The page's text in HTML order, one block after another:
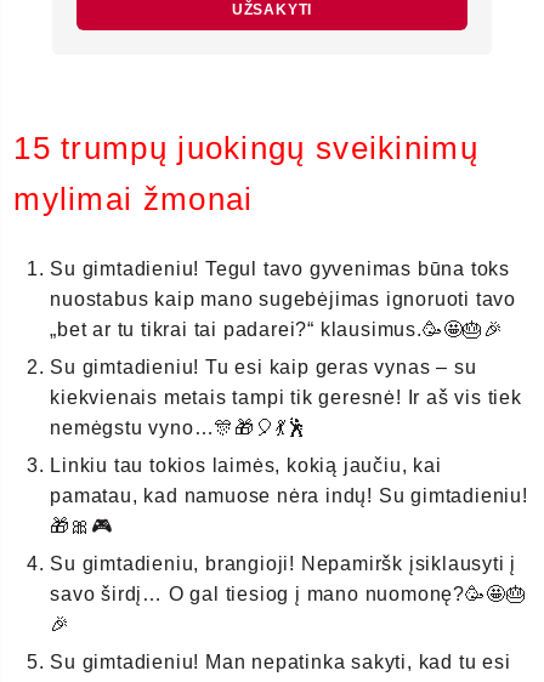
UŽSAKYTI
15 trumpų juokingų sveikinimų
mylimai žmonai
Su gimtadieniu! Tegul tavo gyvenimas būna toks
nuostabus kaip mano sugebėjimas ignoruoti tavo
„bet ar tu tikrai tai padarei?“ klausimus.🥳🤩🎂🎉
Su gimtadieniu! Tu esi kaip geras vynas – su
kiekvienais metais tampi tik geresnė! Ir aš vis tiek
nemėgstu vyno…🎊🎁🎈💃🕺
Linkiu tau tokios laimės, kokią jaučiu, kai
pamatau, kad namuose nėra indų! Su gimtadieniu!
🎁🎀🎮
Su gimtadieniu, brangioji! Nepamiršk įsiklausyti į
savo širdį… O gal tiesiog į mano nuomonę?🥳🤩🎂
🎉
Su gimtadieniu! Man nepatinka sakyti, kad tu esi